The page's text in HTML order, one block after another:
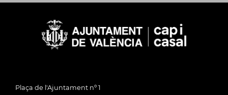
Plaça de l'Ajuntament nº 1